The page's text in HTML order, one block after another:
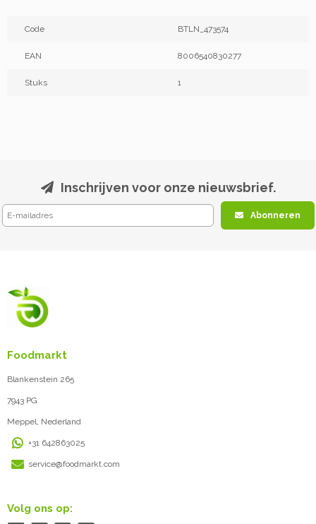
Code BTLN_473574
EAN 8006540830277
Stuks 1
Inschrijven voor onze nieuwsbrief.
Abonneren
Foodmarkt
Blankenstein 265
7943 PG
Meppel, Nederland
+31 642863025
service@foodmarkt.com
Volg ons op: